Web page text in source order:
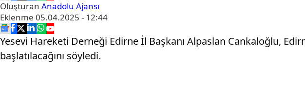
Oluşturan Anadolu Ajansı
Eklenme 05.04.2025 - 12:44
Yesevi Hareketi Derneği Edirne İl Başkanı Alpaslan Cankaloğlu,
başlatılacağını söyledi.